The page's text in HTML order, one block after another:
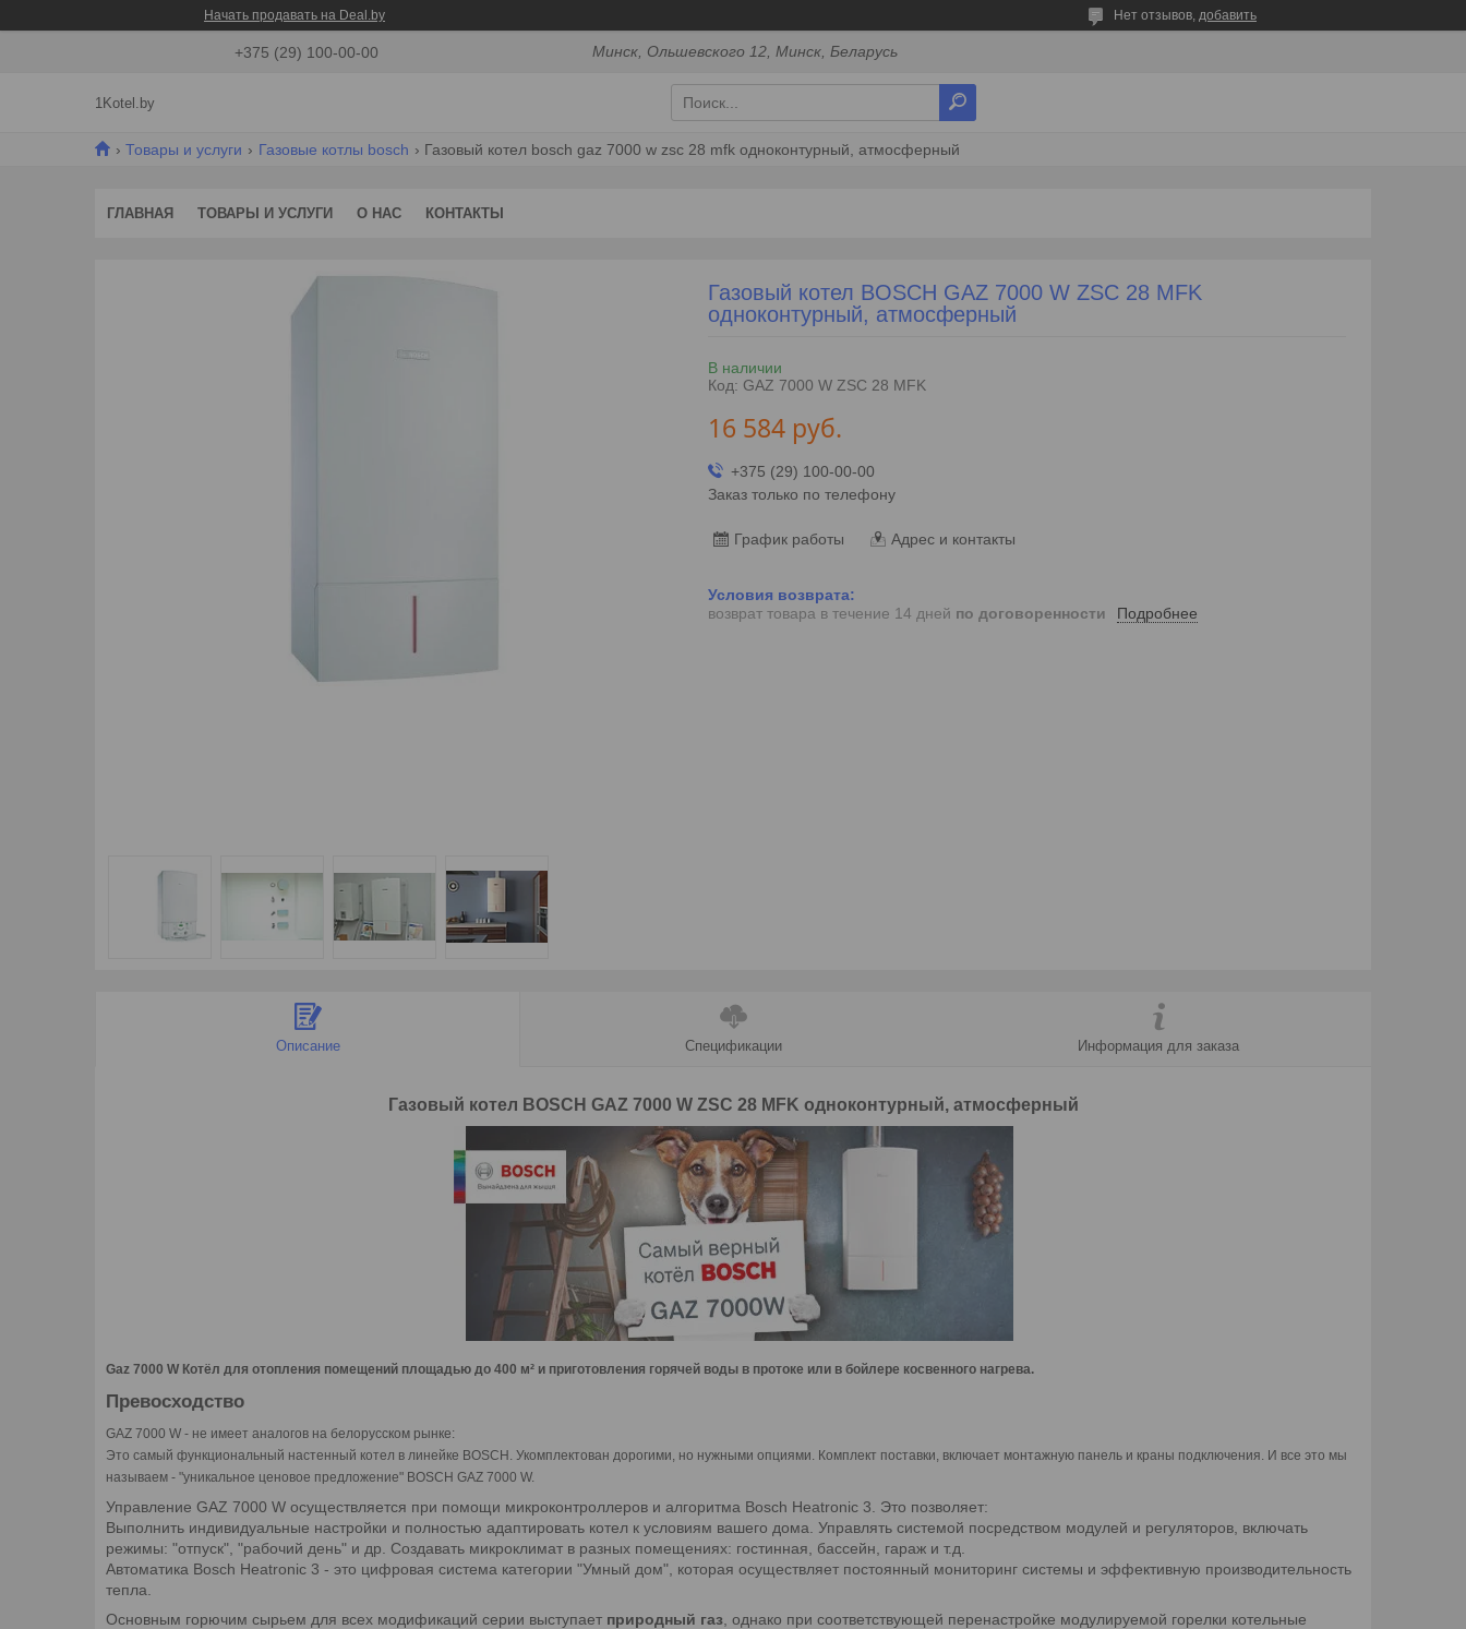
Начать продавать на Deal.by Нет отзывов, добавить
+375 (29) 100-00-00 Минск, Ольшевского 12, Минск, Беларусь
1Kotel.by
Товары и услуги Газовые котлы bosch Газовый котел bosch gaz 7000 w zsc 28 mfk одноконтурный, атмосферный
ГЛАВНАЯ ТОВАРЫ И УСЛУГИ О НАС КОНТАКТЫ
Газовый котел BOSCH GAZ 7000 W ZSC 28 MFK
одноконтурный, атмосферный
В наличии
Код: GAZ 7000 W ZSC 28 MFK
16 584 руб.
+375 (29) 100-00-00
Заказ только по телефону
График работы Адрес и контакты
возврат товара в течение 14 дней по договоренности Подробнее
Описание Спецификации Информация для заказа
Газовый котел BOSCH GAZ 7000 W ZSC 28 MFK одноконтурный, атмосферный
Gaz 7000 W Котёл для отопления помещений площадью до 400 м² и приготовления горячей воды в протоке или в бойлере косвенного нагрева.
Превосходство
GAZ 7000 W - не имеет аналогов на белорусском рынке:
Это самый функциональный настенный котел в линейке BOSCH. Укомплектован дорогими, но нужными опциями. Комплект поставки, включает монтажную панель и краны подключения. И все это мы
называем - "уникальное ценовое предложение" BOSCH GAZ 7000 W.
Управление GAZ 7000 W осуществляется при помощи микроконтроллеров и алгоритма Bosch Heatronic 3. Это позволяет:
Выполнить индивидуальные настройки и полностью адаптировать котел к условиям вашего дома. Управлять системой посредством модулей и регуляторов, включать
режимы: "отпуск", "рабочий день" и др. Создавать микроклимат в разных помещениях: гостинная, бассейн, гараж и т.д.
Автоматика Bosch Heatronic 3 - это цифровая система категории "Умный дом", которая осуществляет постоянный мониторинг системы и эффективную производительность
тепла.
Основным горючим сырьем для всех модификаций серии выступает природный газ , однако при соответствующей перенастройке модулируемой горелки котельные